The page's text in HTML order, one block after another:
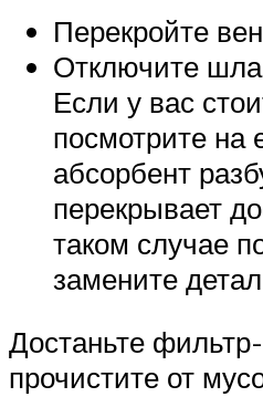
Перекройте
Отключите
Если у вас
посмотрите на
абсорбент
перекрывает
таком случае
замените
Достаньте фильтр-
прочистите от